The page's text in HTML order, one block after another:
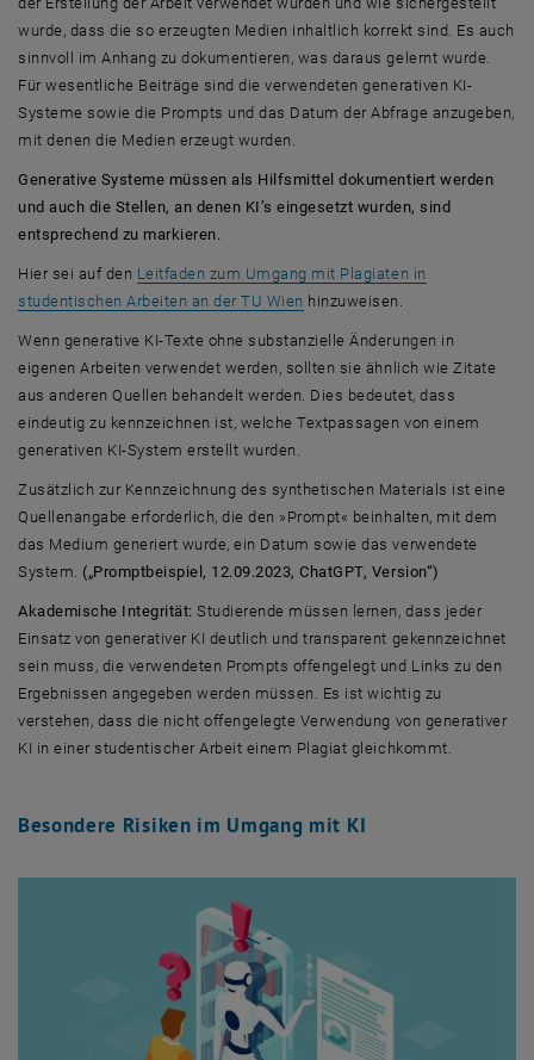
wurde, dass die so erzeugten Medien inhaltlich korrekt sind. Es auch
sinnvoll im Anhang zu dokumentieren, was daraus gelernt wurde.
Für wesentliche Beiträge sind die verwendeten generativen KI-
Systeme sowie die Prompts und das Datum der Abfrage anzugeben,
mit denen die Medien erzeugt wurden.
Generative Systeme müssen als Hilfsmittel dokumentiert werden
und auch die Stellen, an denen KI’s eingesetzt wurden, sind
entsprechend zu markieren.
Hier sei auf den Leitfaden zum Umgang mit Plagiaten in
studentischen Arbeiten an der TU Wien , öffnet in einem neuen Fenster
hinzuweisen.
Wenn generative KI-Texte ohne substanzielle Änderungen in
eigenen Arbeiten verwendet werden, sollten sie ähnlich wie Zitate
aus anderen Quellen behandelt werden. Dies bedeutet, dass
eindeutig zu kennzeichnen ist, welche Textpassagen von einem
generativen KI-System erstellt wurden.
Zusätzlich zur Kennzeichnung des synthetischen Materials ist eine
Quellenangabe erforderlich, die den »Prompt« beinhalten, mit dem
das Medium generiert wurde, ein Datum sowie das verwendete
System. („Promptbeispiel, 12.09.2023, ChatGPT, Version“)
Akademische Integrität: Studierende müssen lernen, dass jeder
Einsatz von generativer KI deutlich und transparent gekennzeichnet
sein muss, die verwendeten Prompts offengelegt und Links zu den
Ergebnissen angegeben werden müssen. Es ist wichtig zu
verstehen, dass die nicht offengelegte Verwendung von generativer
KI in einer studentischer Arbeit einem Plagiat gleichkommt.
Besondere Risiken im Umgang mit KI